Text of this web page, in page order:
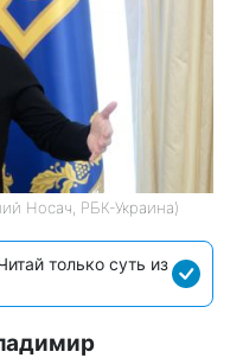
Носач, РБК-Украина)
только суть из